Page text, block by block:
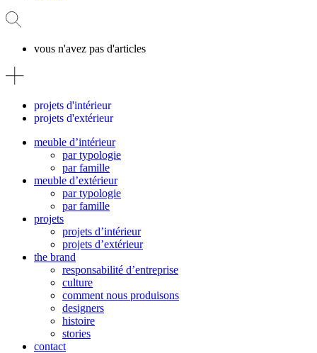
vous n'avez pas d'articles
projets d'intérieur
projets d'extérieur
meuble d’intérieur
par typologie
par famille
meuble d’extérieur
par typologie
par famille
projets
projets d’intérieur
projets d’extérieur
the brand
responsabilité d’entreprise
culture
comment nous produisons
designers
histoire
stories
contact